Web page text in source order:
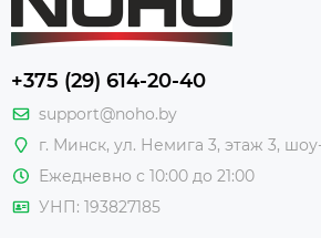
+375 (29) 614-20-40
support@noho.by
г. Минск, ул. Немига 3, этаж 3,
Ежедневно с 10:00 до 21:00
УНП: 193827185